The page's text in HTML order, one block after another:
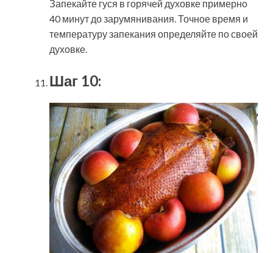
Запекайте гуся в горячей духовке примерно
40 минут до зарумянивания. Точное время и
температуру запекания определяйте по своей
духовке.
Шаг 10: